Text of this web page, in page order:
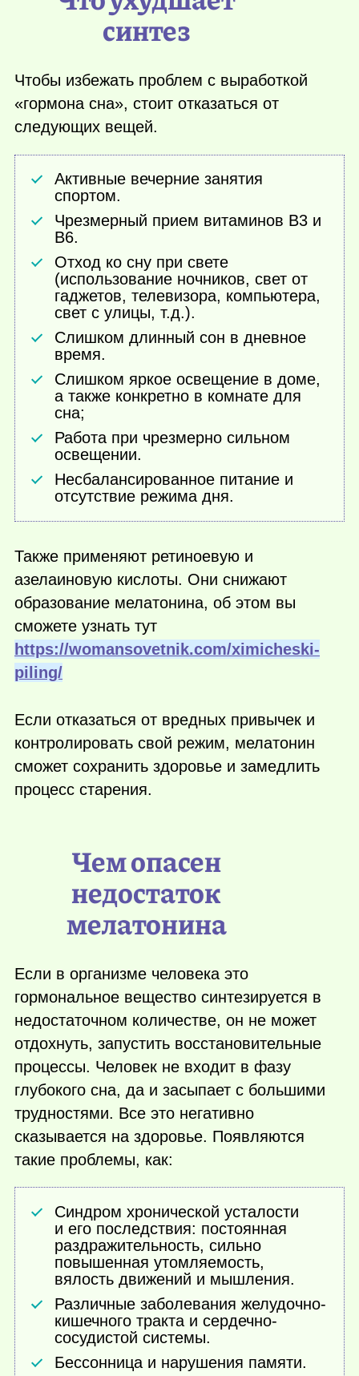
синтез
Чтобы избежать проблем с выработкой
«гормона сна», стоит отказаться от
следующих вещей.
Активные вечерние занятия
спортом.
Чрезмерный прием витаминов В3 и
В6.
Отход ко сну при свете
(использование ночников, свет от
гаджетов, телевизора, компьютера,
свет с улицы, т.д.).
Слишком длинный сон в дневное
время.
Слишком яркое освещение в доме,
а также конкретно в комнате для
сна;
Работа при чрезмерно сильном
освещении.
Несбалансированное питание и
отсутствие режима дня.
Также применяют ретиноевую и
азелаиновую кислоты. Они снижают
образование мелатонина, об этом вы
сможете узнать тут
https://womansovetnik.com/ximicheski-
piling/
Если отказаться от вредных привычек и
контролировать свой режим, мелатонин
сможет сохранить здоровье и замедлить
процесс старения.
Чем опасен
недостаток
мелатонина
Если в организме человека это
гормональное вещество синтезируется в
недостаточном количестве, он не может
отдохнуть, запустить восстановительные
процессы. Человек не входит в фазу
глубокого сна, да и засыпает с большими
трудностями. Все это негативно
сказывается на здоровье. Появляются
такие проблемы, как:
Синдром хронической усталости
и его последствия: постоянная
раздражительность, сильно
повышенная утомляемость,
вялость движений и мышления.
Различные заболевания желудочно-
кишечного тракта и сердечно-
сосудистой системы.
Бессонница и нарушения памяти.